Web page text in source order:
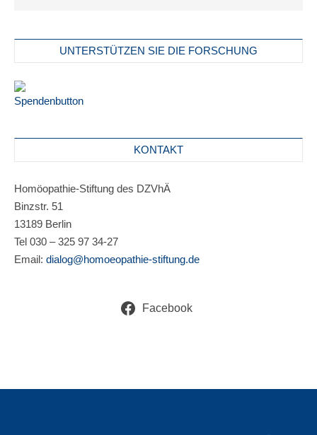
UNTERSTÜTZEN SIE DIE FORSCHUNG
KONTAKT
Homöopathie-Stiftung des DZVhÄ
Binzstr. 51
13189 Berlin
Tel 030 – 325 97 34-27
Email: dialog@homoeopathie-stiftung.de
Facebook